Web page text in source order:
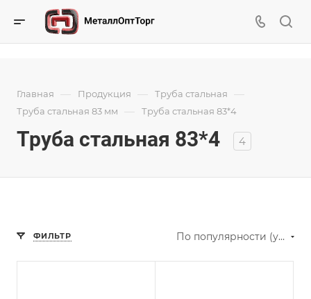
Главная — Продукция — Труба стальная —
Труба стальная 83 мм — Труба стальная 83*4
Труба стальная 83*4 4
ФИЛЬТР По популярности (убывание)